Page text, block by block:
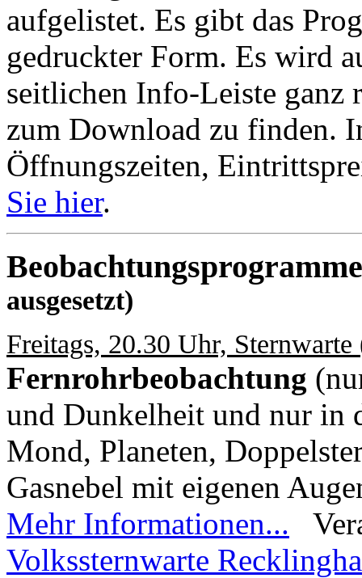
aufgelistet. Es gibt das
gedruckter Form. Es wird
seitlichen Info-Leiste ganz
zum Download zu finden.
Öffnungszeiten,
Sie hier.
ausgesetzt)
Freitags, 20.30 Uhr,
Fernrohrbeobachtung
und Dunkelheit und nur in
Mond, Planeten,
Gasnebel mit eigenen
Mehr Informationen...
Volkssternwarte